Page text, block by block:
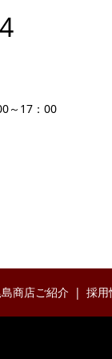
～17：00
商店ご紹介 採用